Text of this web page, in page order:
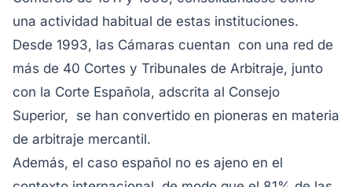
una actividad habitual de estas instituciones.
Desde 1993, las Cámaras cuentan con una red de
más de 40 Cortes y Tribunales de Arbitraje, junto
con la Corte Española, adscrita al Consejo
Superior, se han convertido en pioneras en materia
de arbitraje mercantil.
Además, el caso español no es ajeno en el